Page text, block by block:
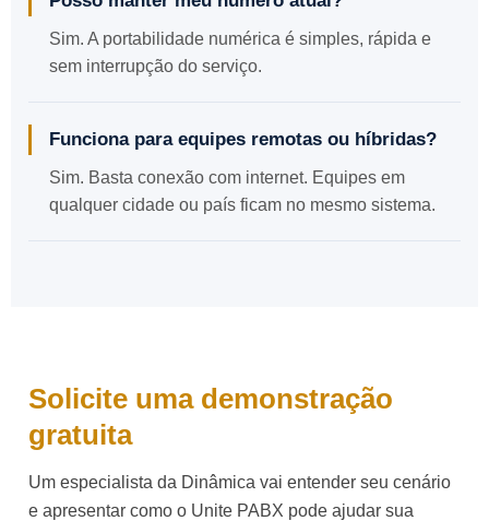
Sim. A portabilidade numérica é simples, rápida e
sem interrupção do serviço.
Funciona para equipes remotas ou híbridas?
Sim. Basta conexão com internet. Equipes em
qualquer cidade ou país ficam no mesmo sistema.
Solicite uma demonstração
gratuita
Um especialista da Dinâmica vai entender seu cenário
e apresentar como o Unite PABX pode ajudar sua